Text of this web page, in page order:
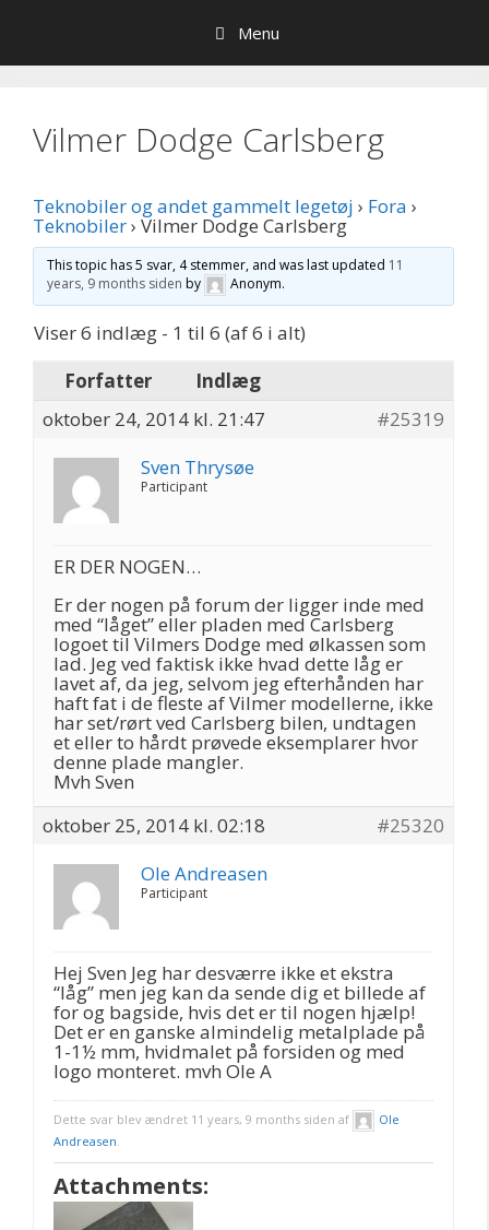
indhold
Menu
Vilmer Dodge Carlsberg
Teknobiler og andet gammelt legetøj › Fora ›
Teknobiler› Vilmer Dodge Carlsberg
This topic has 5 svar, 4 stemmer, and was last updated 11
years, 9 months siden by Anonym.
Viser 6 indlæg - 1 til 6 (af 6 i alt)
Forfatter
Indlæg
oktober 24, 2014 kl. 21:47
#25319
Sven Thrysøe
Participant
ER DER NOGEN…
Er der nogen på forum der ligger inde med
med “låget” eller pladen med Carlsberg
logoet til Vilmers Dodge med ølkassen som
lad. Jeg ved faktisk ikke hvad dette låg er
lavet af, da jeg, selvom jeg efterhånden har
haft fat i de fleste af Vilmer modellerne, ikke
har set/rørt ved Carlsberg bilen, undtagen
et eller to hårdt prøvede eksemplarer hvor
denne plade mangler.
Mvh Sven
oktober 25, 2014 kl. 02:18
#25320
Ole Andreasen
Participant
Hej Sven Jeg har desværre ikke et ekstra
“låg” men jeg kan da sende dig et billede af
for og bagside, hvis det er til nogen hjælp!
Det er en ganske almindelig metalplade på
1-1½ mm, hvidmalet på forsiden og med
logo monteret. mvh Ole A
Dette svar blev ændret 11 years, 9 months siden af
Ole
Andreasen.
Attachments: